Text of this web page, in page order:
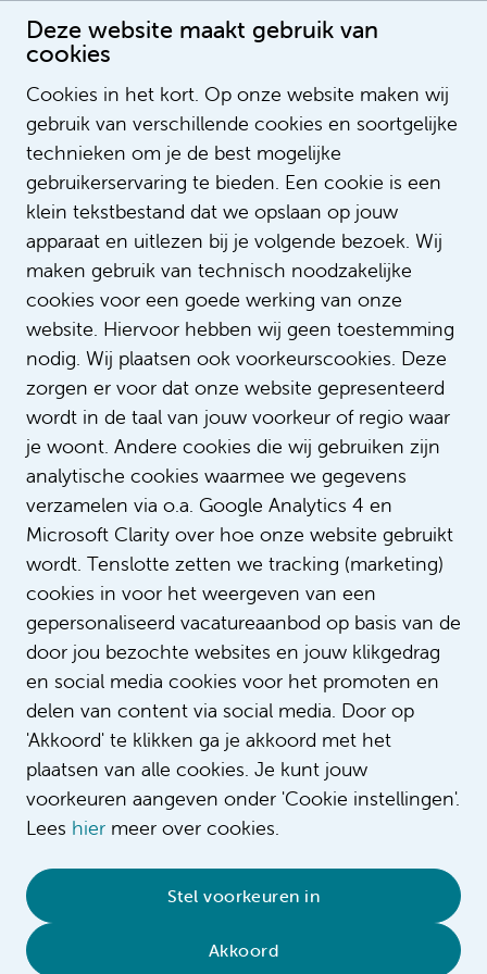
Deze website maakt gebruik van
cookies
Cookies in het kort. Op onze website maken wij
gebruik van verschillende cookies en soortgelijke
technieken om je de best mogelijke
gebruikerservaring te bieden. Een cookie is een
klein tekstbestand dat we opslaan op jouw
apparaat en uitlezen bij je volgende bezoek. Wij
maken gebruik van technisch noodzakelijke
cookies voor een goede werking van onze
website. Hiervoor hebben wij geen toestemming
nodig. Wij plaatsen ook voorkeurscookies. Deze
zorgen er voor dat onze website gepresenteerd
wordt in de taal van jouw voorkeur of regio waar
je woont. Andere cookies die wij gebruiken zijn
analytische cookies waarmee we gegevens
verzamelen via o.a. Google Analytics 4 en
Microsoft Clarity over hoe onze website gebruikt
wordt. Tenslotte zetten we tracking (marketing)
cookies in voor het weergeven van een
gepersonaliseerd vacatureaanbod op basis van de
door jou bezochte websites en jouw klikgedrag
en social media cookies voor het promoten en
delen van content via social media. Door op
'Akkoord' te klikken ga je akkoord met het
plaatsen van alle cookies. Je kunt jouw
voorkeuren aangeven onder 'Cookie instellingen'.
Lees hier meer over cookies.
Stel voorkeuren in
Akkoord
Aart Nederveen
Cookieverklaring • Sitemap